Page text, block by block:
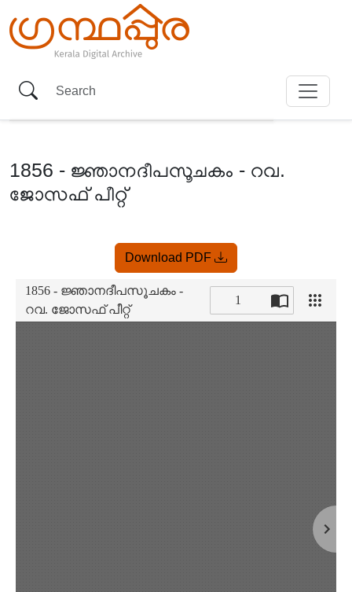
1856 - ജ്ഞാനദീപസൂചകം - റവ.
ജോസഫ് പീറ്റ്
Download PDF